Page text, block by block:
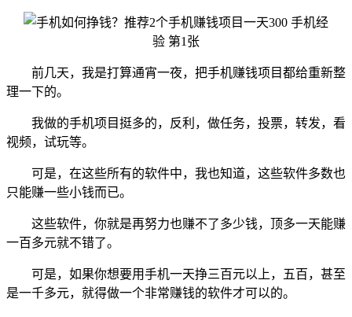
前几天，我是打算通宵一夜，把手机赚钱项目都给重新整
理一下的。
我做的手机项目挺多的，反利，做任务，投票，转发，看
视频，试玩等。
可是，在这些所有的软件中，我也知道，这些软件多数也
只能赚一些小钱而已。
这些软件，你就是再努力也赚不了多少钱，顶多一天能赚
一百多元就不错了。
可是，如果你想要用手机一天挣三百元以上，五百，甚至
是一千多元，就得做一个非常赚钱的软件才可以的。